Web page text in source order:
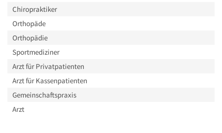
Chiropraktiker
Orthopäde
Orthopädie
Sportmediziner
Arzt für Privatpatienten
Arzt für Kassenpatienten
Gemeinschaftspraxis
Arzt